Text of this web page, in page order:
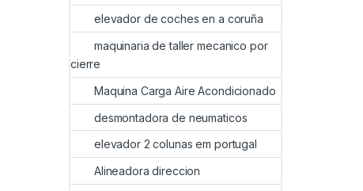
elevador de coches en a coruña
maquinaria de taller mecanico por
cierre
Maquina Carga Aire Acondicionado
desmontadora de neumaticos
elevador 2 colunas em portugal
Alineadora direccion